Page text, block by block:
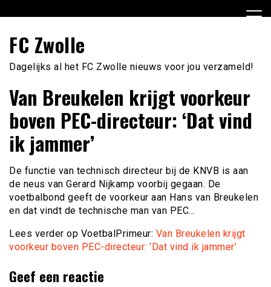
naar
inhoudFC Zwolle
Dagelijks al het FC Zwolle nieuws voor jou verzameld!
Van Breukelen krijgt voorkeur
boven PEC-directeur: ‘Dat vind
ik jammer’
De functie van technisch directeur bij de KNVB is aan
de neus van Gerard Nijkamp voorbij gegaan. De
voetbalbond geeft de voorkeur aan Hans van Breukelen
en dat vindt de technische man van PEC…
Lees verder op VoetbalPrimeur: Van Breukelen krijgt
voorkeur boven PEC-directeur: ‘Dat vind ik jammer’
Geef een reactie